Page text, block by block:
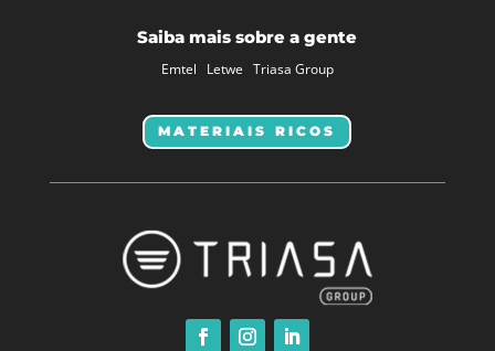
Saiba mais sobre a gente
Emtel Letwe Triasa Group
MATERIAIS RICOS